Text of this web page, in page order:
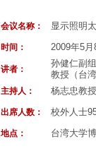
会议名称： 显示照明
时间： 2009年5
讲者：
孙健仁副
教授（台
主持人： 杨志忠教
出席人数： 校外人士
地点： 台湾大学